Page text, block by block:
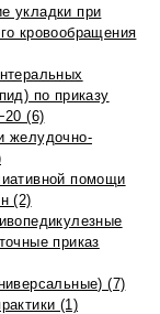
укладки при
кровообращения
по приказу
(6)
желудочно-
помощи
(2)
приказ
(7)
(1)